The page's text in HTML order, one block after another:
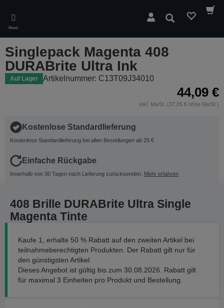
main
content
Menü
Suchen
Singlepack Magenta 408
DURABrite Ultra Ink
Auf Lager Artikelnummer: C13T09J34010
44,09 €
inkl. MwSt. (37,05 € ohne MwSt.)
Kostenlose Standardlieferung
Kostenlose Standardlieferung bei allen Bestellungen ab 25 €
Einfache Rückgabe
Innerhalb von 30 Tagen nach Lieferung zurücksenden. Mehr erfahren
408 Brille DURABrite Ultra Single
Magenta Tinte
Kaufe 1, erhalte 50 % Rabatt auf den zweiten Artikel bei
teilnahmeberechtigten Produkten. Der Rabatt gilt nur für
den günstigsten Artikel.
Dieses Angebot ist gültig bis zum 30.08.2026. Rabatt gilt
für maximal 3 Einheiten pro Produkt und Bestellung.